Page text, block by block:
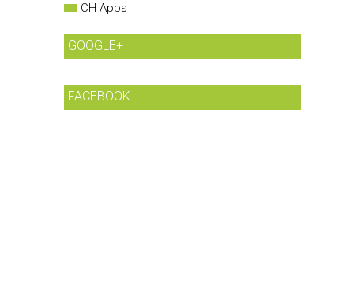
CH Apps
GOOGLE+
FACEBOOK